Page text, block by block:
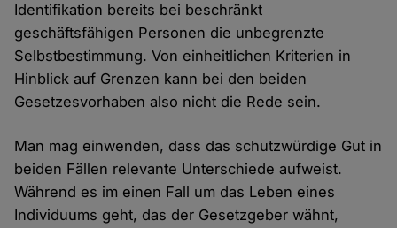
Identifikation bereits bei beschränkt
geschäftsfähigen Personen die unbegrenzte
Selbstbestimmung. Von einheitlichen Kriterien in
Hinblick auf Grenzen kann bei den beiden
Gesetzesvorhaben also nicht die Rede sein.
Man mag einwenden, dass das schutzwürdige Gut in
beiden Fällen relevante Unterschiede aufweist.
Während es im einen Fall um das Leben eines
Individuums geht, das der Gesetzgeber wähnt,